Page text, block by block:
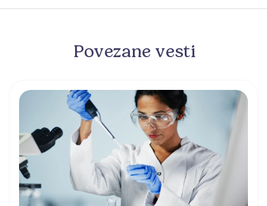
Povezane vesti